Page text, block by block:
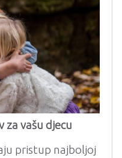
za vašu djecu
pristup najboljoj